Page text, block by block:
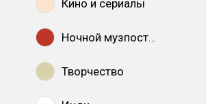
Кино и сериалы
Ночной музпостинг
Творчество